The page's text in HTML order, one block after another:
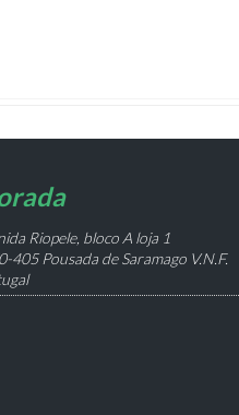
Riopele, bloco A loja 1
405 Pousada de Saramago V.N.F.